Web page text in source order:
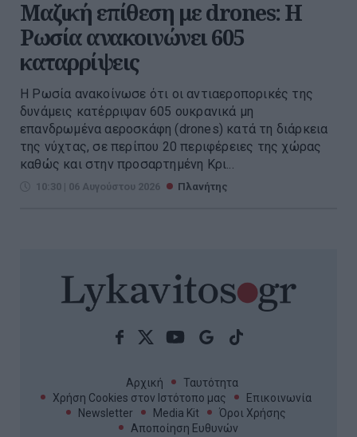
Μαζική επίθεση με drones: Η
Ρωσία ανακοινώνει 605
καταρρίψεις
Η Ρωσία ανακοίνωσε ότι οι αντιαεροπορικές της
δυνάμεις κατέρριψαν 605 ουκρανικά μη
επανδρωμένα αεροσκάφη (drones) κατά τη διάρκεια
της νύχτας, σε περίπου 20 περιφέρειες της χώρας
καθώς και στην προσαρτημένη Κρι...
10:30 | 06 Αυγούστου 2026 Πλανήτης
Αρχική
Ταυτότητα
Χρήση Cookies στον Ιστότοπο μας
Επικοινωνία
Newsletter
Media Kit
Όροι Χρήσης
Αποποίηση Ευθυνών